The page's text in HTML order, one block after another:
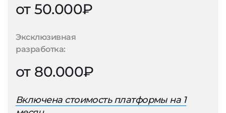
от 50.000₽
Эксклюзивная
разработка:
от 80.000₽
Включена стоимость платформы на 1